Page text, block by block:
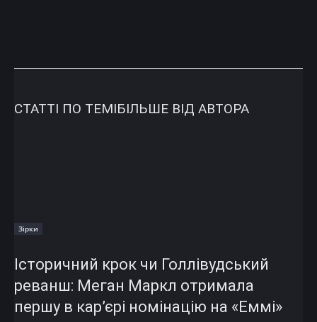
СТАТТІ ПО ТЕМІБІЛЬШЕ ВІД АВТОРА
Зірки
Історичний крок чи Голлівудський
реванш: Меган Маркл отримала
першу в кар’єрі номінацію на «Еммі»